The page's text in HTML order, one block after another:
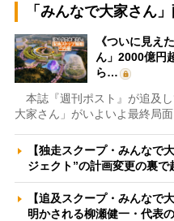
「みんなで大家さん
《ついに見え
ん」2000億円
ら…
本誌『週刊ポスト』が追及
大家さん」がいよいよ最終局
【独走スクープ・みんなで
ジェクト”の計画変更の裏
【追及スクープ・みんなで
明かされる柳瀬健一・代表